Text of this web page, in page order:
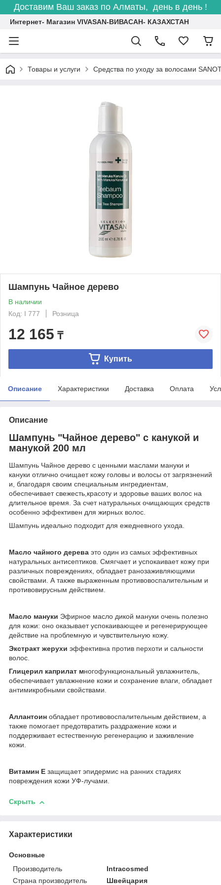
Доставим Ваш заказ по Алматы, день в день !
Интернет- Магазин VIVASAN-ВИВАСАН- КАЗАХСТАН
Товары и услуги Средства по уходу за волосами
Шампунь Чайное дерево
В наличии
Код: I 777
Розница
12 165 ₸
Купить
Описание Характеристики Доставка Оплата
Описание
Шампунь "Чайное дерево" с канукой и
манукой 200 мл
Шампунь Чайное дерево с ценными маслами мануки и
кануки отлично очищает кожу головы и волосы от загрязнений
и, благодаря своим специальным ингредиентам,
обеспечивает свежесть,красоту и здоровье ваших волос на
длительное время. За счет натуральных очищающих средств
особенно эффективен для жирных волос.
Шампунь идеально подходит для ежедневного ухода.
Масло чайного дерева это один из самых эффективных
натуральных антисептиков. Смягчает и успокаивает кожу при
различных повреждениях, обладает ранозаживляющими
свойствами. А также выраженным противовоспалительным и
противовирусным действием.
Масло мануки Эфирное масло дикой мануки очень полезно
для кожи: оно оказывает успокаивающее и регенерирующее
действие на проблемную и чувствительную кожу.
Экстракт жерухи эффективна против перхоти и сальности
волос.
Глицерил каприлат многофункциональный увлажнитель,
обеспечивает увлажнение кожи и сохранение влаги, обладает
антимикробными свойствами.
Аллантоин обладает противовоспалительным действием, а
также помогает предотвратить раздражение кожи и
поддерживает естественную регенерацию и заживление
кожи.
Витамин Е защищает эпидермис на ранних стадиях
повреждения кожи УФ-лучами.
Скрыть
Характеристики
Основные
Производитель
Intracosmed
Страна производитель
Швейцария